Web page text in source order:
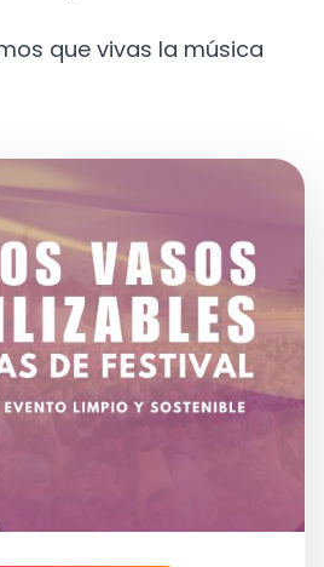
que vivas la música